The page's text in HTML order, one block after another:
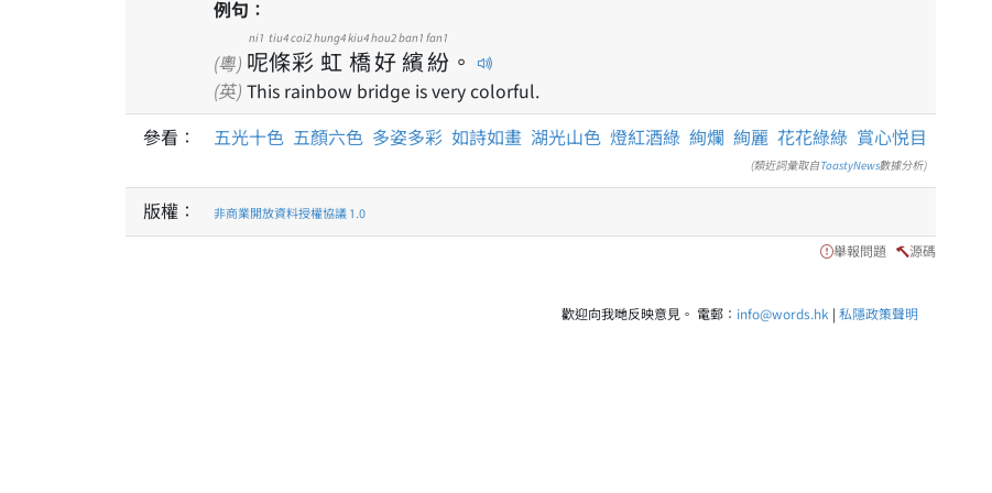
例句：
(粵) 呢
ni1
條
tiu4
彩
coi2
虹
hung4
橋
kiu4
好
hou2
繽
ban1
紛
fan1
。
(英) This rainbow bridge is very colorful.
參看：
五光十色 五顏六色 多姿多彩 如詩如畫 湖光山色 燈紅酒綠 絢爛 絢麗 花花綠綠 賞心悦目
(類近詞彙取自ToastyNews數據分析)
版權： 非商業開放資料授權協議 1.0
舉報問題 源碼
歡迎向我哋反映意見。 電郵： info@words.hk | 私隱政策聲明